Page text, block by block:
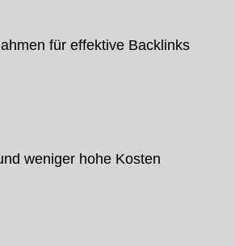
für effektive Backlinks
weniger hohe Kosten